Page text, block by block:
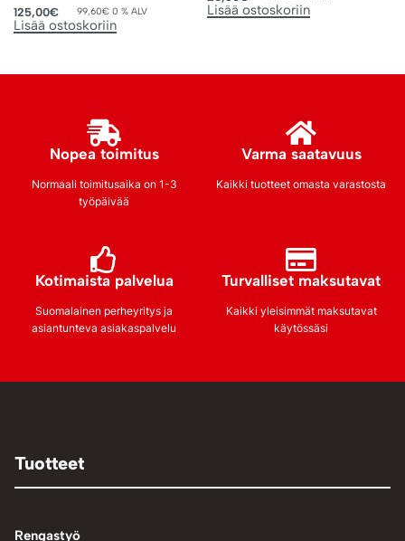
125,00€ 99,60€ 0 % ALV
Lisää ostoskoriin
Lisää ostoskoriin
Nopea toimitus
Normaali toimitusaika on 1-3
työpäivää
Varma saatavuus
Kaikki tuotteet omasta varastosta
Kotimaista palvelua
Suomalainen perheyritys ja
asiantunteva asiakaspalvelu
Turvalliset maksutavat
Kaikki yleisimmät maksutavat
käytössäsi
Tuotteet
Rengastyö